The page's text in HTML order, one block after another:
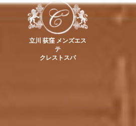
立川 荻窪 メンズエス
テ
クレストスパ